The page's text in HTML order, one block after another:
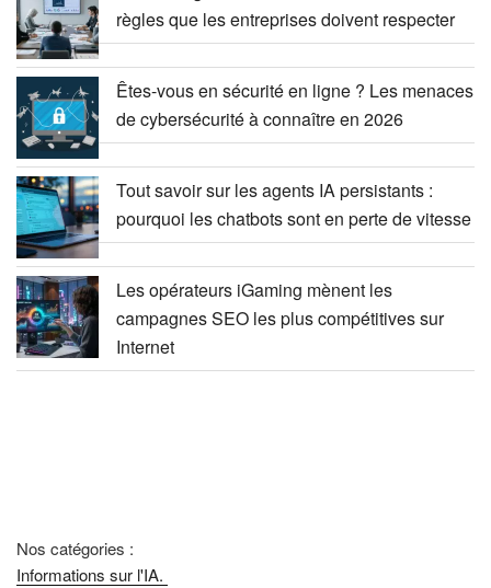
règles que les entreprises doivent respecter
Êtes-vous en sécurité en ligne ? Les menaces
de cybersécurité à connaître en 2026
Tout savoir sur les agents IA persistants :
pourquoi les chatbots sont en perte de vitesse
Les opérateurs iGaming mènent les
campagnes SEO les plus compétitives sur
Internet
Nos catégories :
Informations sur l'IA.